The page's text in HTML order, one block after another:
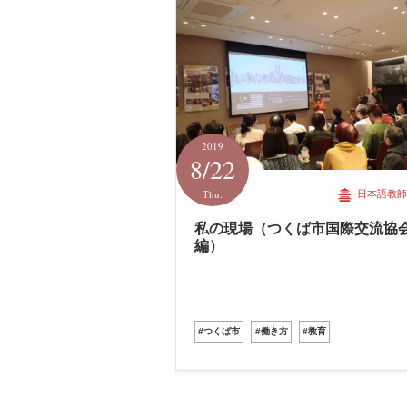
2019
8/22
Thu. 日本語教
私の現場（つくば市国際交流協
編）
#つくば市 #働き方 #教育